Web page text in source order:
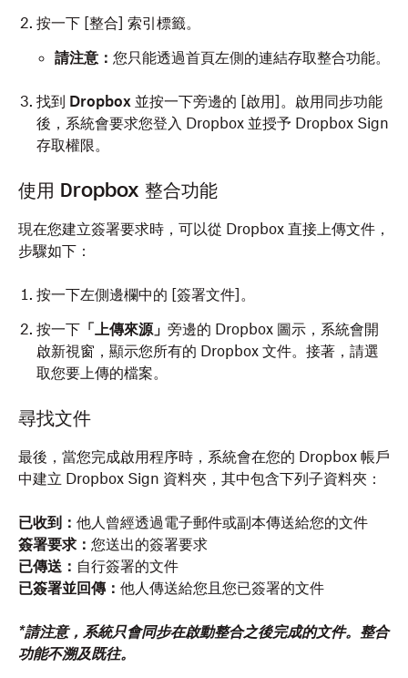
按一下 [整合] 索引標籤。
請注意： 您只能透過首頁左側的連結存取整合功能。
找到 Dropbox 並按一下旁邊的 [啟用] 。啟用同步功能
後，系統會要求您登入 Dropbox 並授予 Dropbox Sign
存取權限。
使用 Dropbox 整合功能
現在您建立簽署要求時，可以從 Dropbox 直接上傳文件，
步驟如下：
按一下左側邊欄中的 [簽署文件] 。
按一下 「上傳來源」 旁邊的 Dropbox 圖示，系統會開
啟新視窗，顯示您所有的 Dropbox 文件。接著，請選
取您要上傳的檔案。
尋找文件
最後，當您完成啟用程序時，系統會在您的 Dropbox 帳戶
中建立 Dropbox Sign 資料夾，其中包含下列子資料夾：
已收到： 他人曾經透過電子郵件或副本傳送給您的文件
簽署要求： 您送出的簽署要求
已傳送： 自行簽署的文件
已簽署並回傳： 他人傳送給您且您已簽署的文件
*請注意，系統只會同步在啟動整合之後完成的文件。整合
功能不溯及既往。